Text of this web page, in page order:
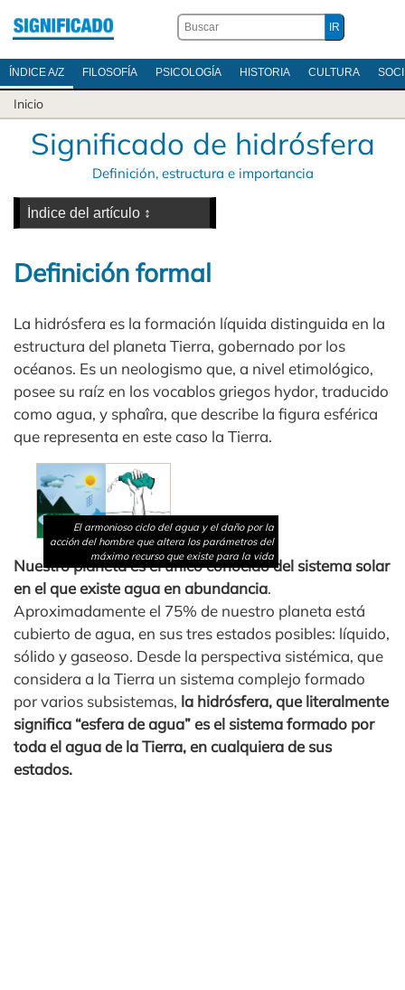
ÍNDICE A/Z FILOSOFÍA PSICOLOGÍA HISTORIA CULTURA
Inicio
Significado de hidrósfera
Definición, estructura e importancia
Definición formal
La hidrósfera es la formación líquida distinguida en la
estructura del planeta Tierra, gobernado por los
océanos. Es un neologismo que, a nivel etimológico,
posee su raíz en los vocablos griegos hydor, traducido
como agua, y sphaîra, que describe la figura esférica
que representa en este caso la Tierra.
El armonioso ciclo del agua y el daño por la
acción del hombre que altera los parámetros del
máximo recurso que existe para la vida
Nuestro planeta es el único conocido del sistema solar
en el que existe agua en abundancia.
Aproximadamente el 75% de nuestro planeta está
cubierto de agua, en sus tres estados posibles: líquido,
sólido y gaseoso. Desde la perspectiva sistémica, que
considera a la Tierra un sistema complejo formado
por varios subsistemas, la hidrósfera, que literalmente
significa “esfera de agua” es el sistema formado por
toda el agua de la Tierra, en cualquiera de sus
estados.